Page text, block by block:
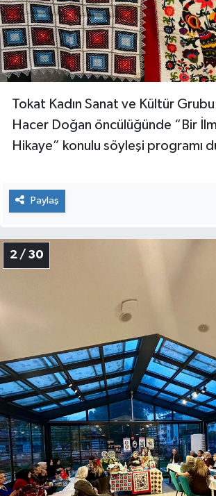
Tokat Kadın Sanat ve Kültür Grubu
Hacer Doğan öncülüğünde “Bir
Hikaye” konulu söyleşi programı
Paylaş
2 / 30